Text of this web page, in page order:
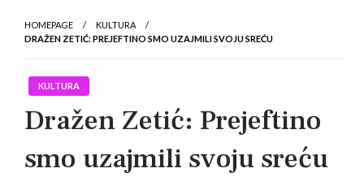
HOMEPAGE
KULTURA
DRAŽEN ZETIĆ: PREJEFTINO SMO UZAJMILI SVOJU SREĆU
KULTURA
Dražen Zetić: Prejeftino
smo uzajmili svoju sreću